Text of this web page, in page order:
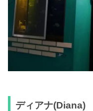
ディアナ(Diana)